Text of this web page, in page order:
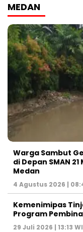
MEDAN
Warga Sambut
di Depan SMAN
Medan
4 Agustus 2026 |
Kemenimipas
Program
29 Juli 2026 | 13:13